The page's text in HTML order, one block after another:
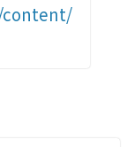
content/